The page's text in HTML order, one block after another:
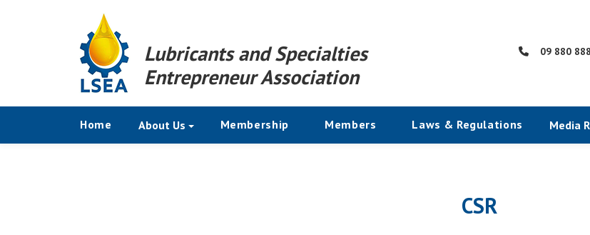
Lubricants and Specialties
Entrepreneur Association
09 880
Home (current)About Us Membership Members Laws & Regulations Media
CSR